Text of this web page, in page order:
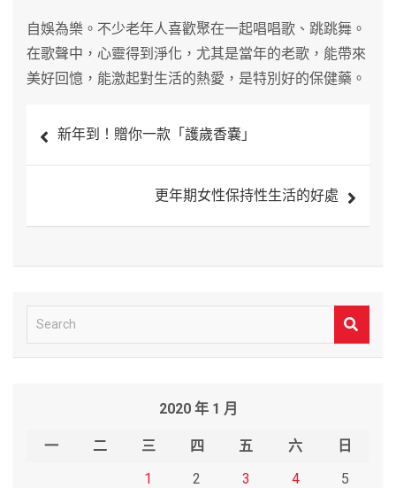
自娛為樂。不少老年人喜歡聚在一起唱唱歌、跳跳舞。
在歌聲中，心靈得到淨化，尤其是當年的老歌，能帶來
美好回憶，能激起對生活的熱愛，是特別好的保健藥。
章
導
新年到！贈你一款「護歲香嚢」
更年期女性保持性生活的好處
e
2020 年 1 月
一 二 三 四 五 六
日
1
2 3 4
5